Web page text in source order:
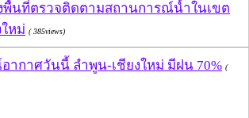
พื้นที่ตรวจติดตามสถานการณ์น้ำในเขต
หม่ ( 385views)
ากาศวันนี้ ลำพูน-เชียงใหม่ มีฝน 70% (